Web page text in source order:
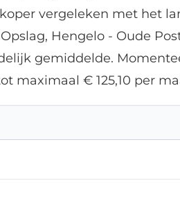
vergeleken met het
Hengelo - Oude
gemiddelde.
maximaal € 125,10 per